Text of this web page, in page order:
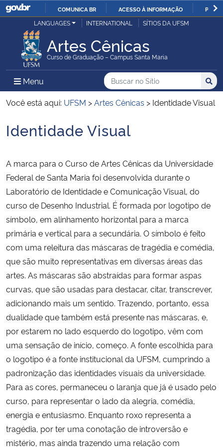
IR
O
COMUNICA BR ACESSO À INFORMAÇÃO
Ministério da Justiça e Segurança Pública
Ministério da Defesa
Ministério das Relações Exteriores
Ministério da Economia
Ministério da Agricultura, Pecuária e Abastecimento
Ministério da Educação
Ministério da Cidadania
Ministério da Saúde
Ministério de Minas e Energia
Ministério da Ciência, Tecnologia, Inovações e Comunicações
Ministério do Meio Ambiente
Ministério do Turismo
Ministério do Desenvolvimento Regional
Controladoria-Geral da União
Ministério da Mulher, da Família e dos Direitos Humanos
LANGUAGES INTERNATIONAL SÍTIOS DA UFSM
Artes Cênicas
Curso de Graduação – Campus Santa Maria
Menu Menu Principal do Sítio
Busca
Buscar no no Sítio
Busca:
Você está aqui: UFSM >Artes Cênicas > Identidade Visual
Início do conteúdo
Identidade Visual
A marca para o Curso de Artes Cênicas da Universidade
Federal de Santa Maria foi desenvolvida durante o
Laboratório de Identidade e Comunicação Visual, do
curso de Desenho Industrial. É formada por logotipo de
símbolo, em alinhamento horizontal para a marca
primária e vertical para a secundária. O símbolo é feito
com uma releitura das máscaras de tragédia e comédia,
que são muito representativas em diversas áreas das
artes. As máscaras são abstraídas para formar aspas
curvas, que são usadas para destacar, citar, transcrever,
adicionando mais um sentido. Trazendo, portanto, essa
dualidade que também está presente nas máscaras, e,
por estarem no lado esquerdo do logotipo, vêm com
uma sensação de início, começo. A fonte escolhida para
o logotipo é a fonte institucional da UFSM, cumprindo a
padronização das identidades visuais da universidade.
Para as cores, permaneceu o laranja que já é usado pelo
curso, para representar o lado da alegria, comédia,
energia e entusiasmo. Enquanto roxo representa a
tragédia, por ter uma conotação de introversão e
mistério, mas ainda trazendo uma relação com